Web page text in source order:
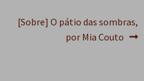
Próximo
[Sobre] O pátio das sombras,
por Mia Couto